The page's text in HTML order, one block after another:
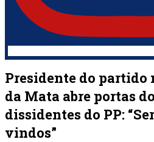
Presidente do partido
da Mata abre portas
dissidentes do PP:
vindos”